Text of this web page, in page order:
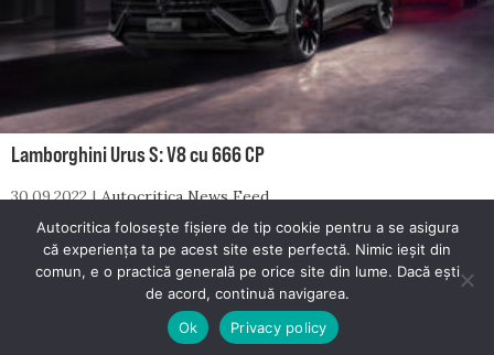
Lamborghini Urus S: V8 cu 666 CP
30.09.2022 Autocritica News Feed
© 2026 Autocritica. Toate drepturile rezervate.
Autocritica este un proiect dezvoltat de
Autocritica folosește fișiere de tip cookie pentru a se asigura
că experiența ta pe acest site este perfectă. Nimic ieșit din
comun, e o practică generală pe orice site din lume. Dacă ești
de acord, continuă navigarea.
Ok
Privacy policy